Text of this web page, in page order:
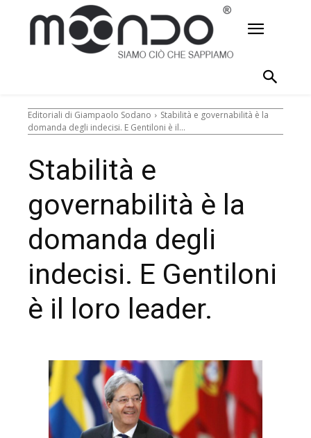
Editoriali di Giampaolo Sodano
Stabilità e governabilità è la
domanda degli indecisi. E Gentiloni è il...
Stabilità e
governabilità è la
domanda degli
indecisi. E Gentiloni
è il loro leader.